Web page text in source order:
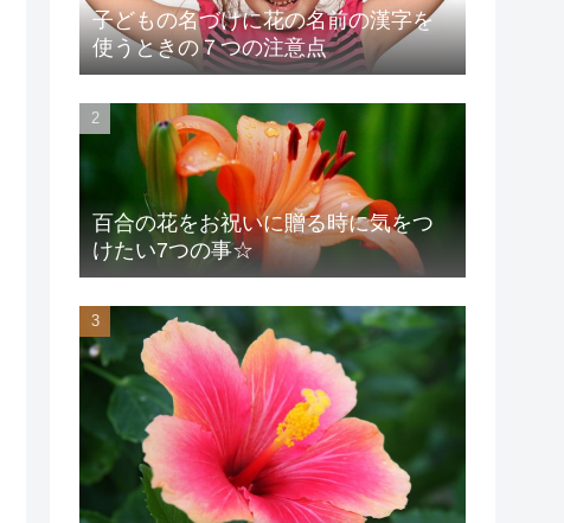
子どもの名づけに花の名前の漢字を
使うときの７つの注意点
百合の花をお祝いに贈る時に気をつ
けたい7つの事☆